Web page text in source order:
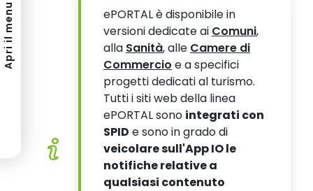
ePORTAL è disponibile in
versioni dedicate ai Comuni,
alla Sanità, alle Camere di
Commercio e a specifici
progetti dedicati al turismo.
Tutti i siti web della linea
ePORTAL sono integrati con
SPID e sono in grado di
veicolare sull'App IO le
notifiche relative a
qualsiasi contenuto
Apri il menu